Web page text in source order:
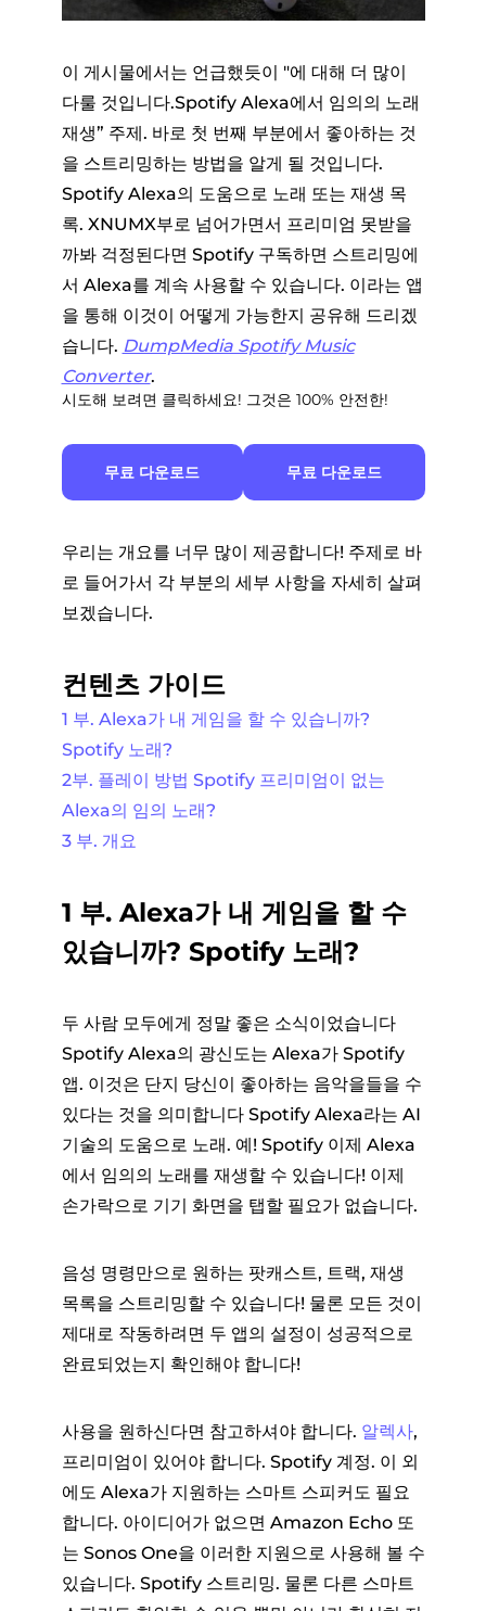
이 게시물에서는 언급했듯이 "에 대해 더 많이
다룰 것입니다.Spotify Alexa에서 임의의 노래
재생” 주제. 바로 첫 번째 부분에서 좋아하는 것
을 스트리밍하는 방법을 알게 될 것입니다.
Spotify Alexa의 도움으로 노래 또는 재생 목
록. XNUMX부로 넘어가면서 프리미엄 못받을
까봐 걱정된다면 Spotify 구독하면 스트리밍에
서 Alexa를 계속 사용할 수 있습니다. 이라는 앱
을 통해 이것이 어떻게 가능한지 공유해 드리겠
습니다. DumpMedia Spotify Music
Converter.
시도해 보려면 클릭하세요! 그것은 100% 안전한!
무료 다운로드 무료 다운로드
우리는 개요를 너무 많이 제공합니다! 주제로 바
로 들어가서 각 부분의 세부 사항을 자세히 살펴
보겠습니다.
컨텐츠 가이드
1 부. Alexa가 내 게임을 할 수 있습니까?
Spotify 노래?
2부. 플레이 방법 Spotify 프리미엄이 없는
Alexa의 임의 노래?
3 부. 개요
1 부. Alexa가 내 게임을 할 수
있습니까? Spotify 노래?
두 사람 모두에게 정말 좋은 소식이었습니다
Spotify Alexa의 광신도는 Alexa가 Spotify
앱. 이것은 단지 당신이 좋아하는 음악을들을 수
있다는 것을 의미합니다 Spotify Alexa라는 AI
기술의 도움으로 노래. 예! Spotify 이제 Alexa
에서 임의의 노래를 재생할 수 있습니다! 이제
손가락으로 기기 화면을 탭할 필요가 없습니다.
음성 명령만으로 원하는 팟캐스트, 트랙, 재생
목록을 스트리밍할 수 있습니다! 물론 모든 것이
제대로 작동하려면 두 앱의 설정이 성공적으로
완료되었는지 확인해야 합니다!
사용을 원하신다면 참고하셔야 합니다. 알렉사,
프리미엄이 있어야 합니다. Spotify 계정. 이 외
에도 Alexa가 지원하는 스마트 스피커도 필요
합니다. 아이디어가 없으면 Amazon Echo 또
는 Sonos One을 이러한 지원으로 사용해 볼 수
있습니다. Spotify 스트리밍. 물론 다른 스마트